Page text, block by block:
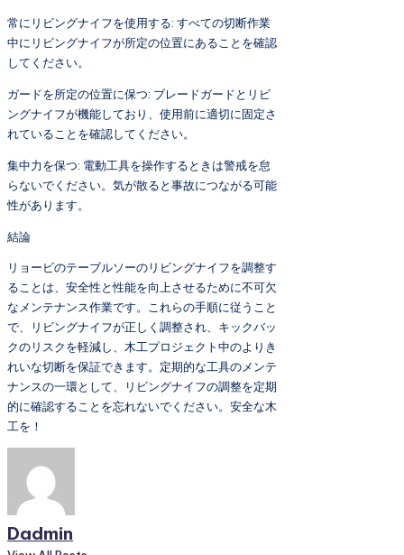
常にリビングナイフを使用する: すべての切断作業
中にリビングナイフが所定の位置にあることを確認
してください。
ガードを所定の位置に保つ: ブレードガードとリビ
ングナイフが機能しており、使用前に適切に固定さ
れていることを確認してください。
集中力を保つ: 電動工具を操作するときは警戒を怠
らないでください。気が散ると事故につながる可能
性があります。
結論
リョービのテーブルソーのリビングナイフを調整す
ることは、安全性と性能を向上させるために不可欠
なメンテナンス作業です。これらの手順に従うこと
で、リビングナイフが正しく調整され、キックバッ
クのリスクを軽減し、木工プロジェクト中のよりき
れいな切断を保証できます。定期的な工具のメンテ
ナンスの一環として、リビングナイフの調整を定期
的に確認することを忘れないでください。安全な木
工を！
Dadmin